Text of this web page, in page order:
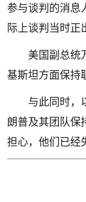
参与谈判的消息
际上谈判当时正
美国副总统
基斯坦方面保持
与此同时，
朗普及其团队保
担心，他们已经